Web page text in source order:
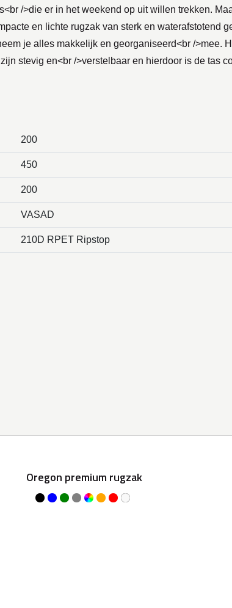
/>die er in het weekend op uit willen trekken.
en lichte rugzak van sterk en waterafstotend
je alles makkelijk en georganiseerd<br />mee.
stevig en<br />verstelbaar en hierdoor is de tas
200
450
200
VASAD
210D RPET Ripstop
Oregon premium rugzak